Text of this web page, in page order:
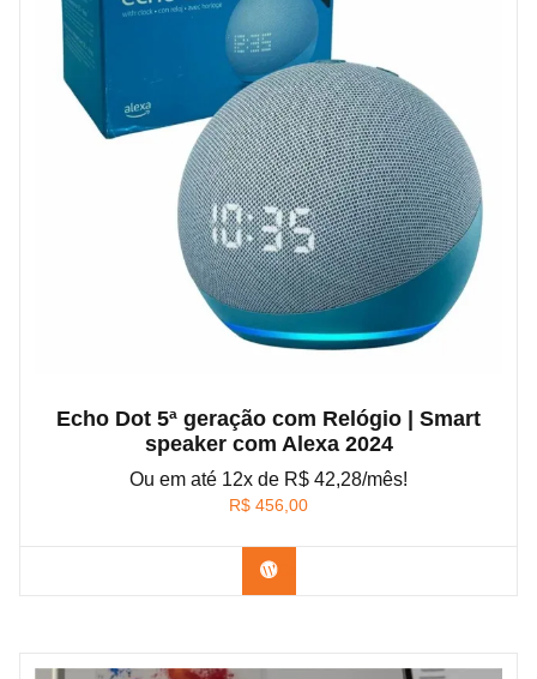
Echo Dot 5ª geração com Relógio | Smart
speaker com Alexa 2024
Ou em até 12x de R$ 42,28/mês!
R$ 456,00
Confira na Amazon